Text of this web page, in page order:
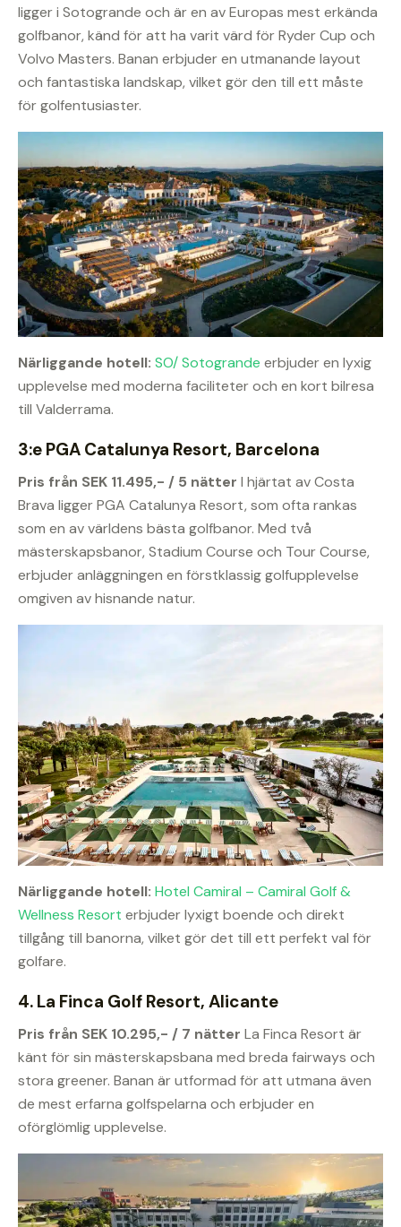
ligger i Sotogrande och är en av Europas mest erkända
golfbanor, känd för att ha varit värd för Ryder Cup och
Volvo Masters. Banan erbjuder en utmanande layout
och fantastiska landskap, vilket gör den till ett måste
för golfentusiaster.
Närliggande hotell: SO/ Sotogrande erbjuder en lyxig
upplevelse med moderna faciliteter och en kort bilresa
till Valderrama.
3:e PGA Catalunya Resort, Barcelona
Pris från SEK 11.495,- / 5 nätter I hjärtat av Costa
Brava ligger PGA Catalunya Resort, som ofta rankas
som en av världens bästa golfbanor. Med två
mästerskapsbanor, Stadium Course och Tour Course,
erbjuder anläggningen en förstklassig golfupplevelse
omgiven av hisnande natur.
Närliggande hotell: Hotel Camiral – Camiral Golf &
Wellness Resort erbjuder lyxigt boende och direkt
tillgång till banorna, vilket gör det till ett perfekt val för
golfare.
4. La Finca Golf Resort, Alicante
Pris från SEK 10.295,- / 7 nätter La Finca Resort är
känt för sin mästerskapsbana med breda fairways och
stora greener. Banan är utformad för att utmana även
de mest erfarna golfspelarna och erbjuder en
oförglömlig upplevelse.